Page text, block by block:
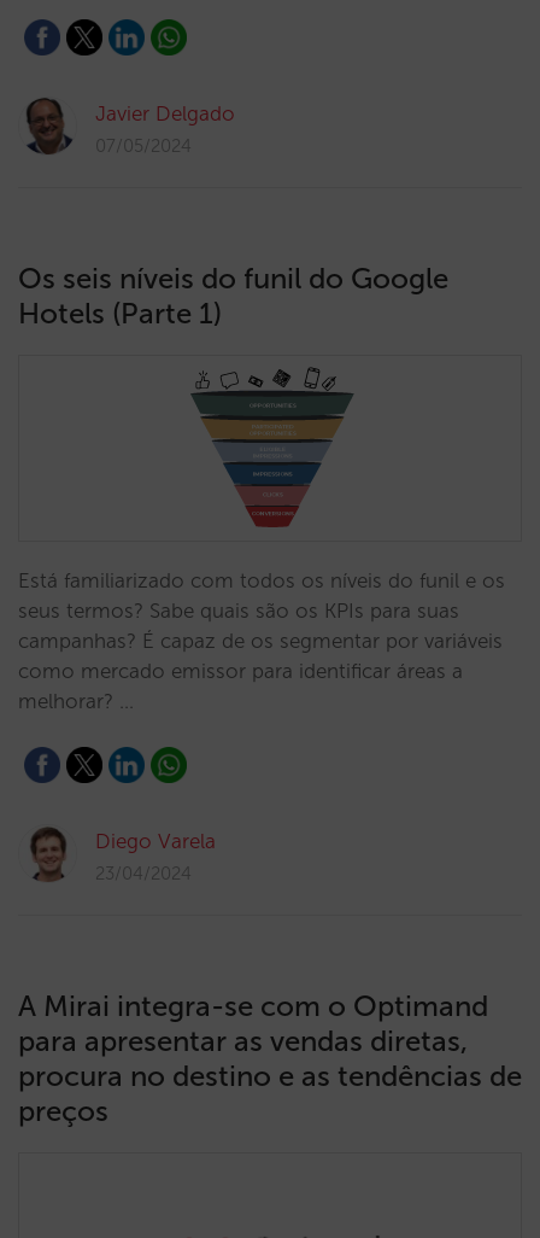
Javier Delgado
07/05/2024
Os seis níveis do funil do Google
Hotels (Parte 1)
Está familiarizado com todos os níveis do funil e os
seus termos? Sabe quais são os KPIs para suas
campanhas? É capaz de os segmentar por variáveis
como mercado emissor para identificar áreas a
melhorar? …
Diego Varela
23/04/2024
A Mirai integra-se com o Optimand
para apresentar as vendas diretas,
procura no destino e as tendências de
preços